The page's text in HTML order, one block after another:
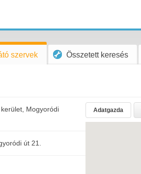
szervek Összetett keresés
Mogyoródi
út 21.
Adatgazda